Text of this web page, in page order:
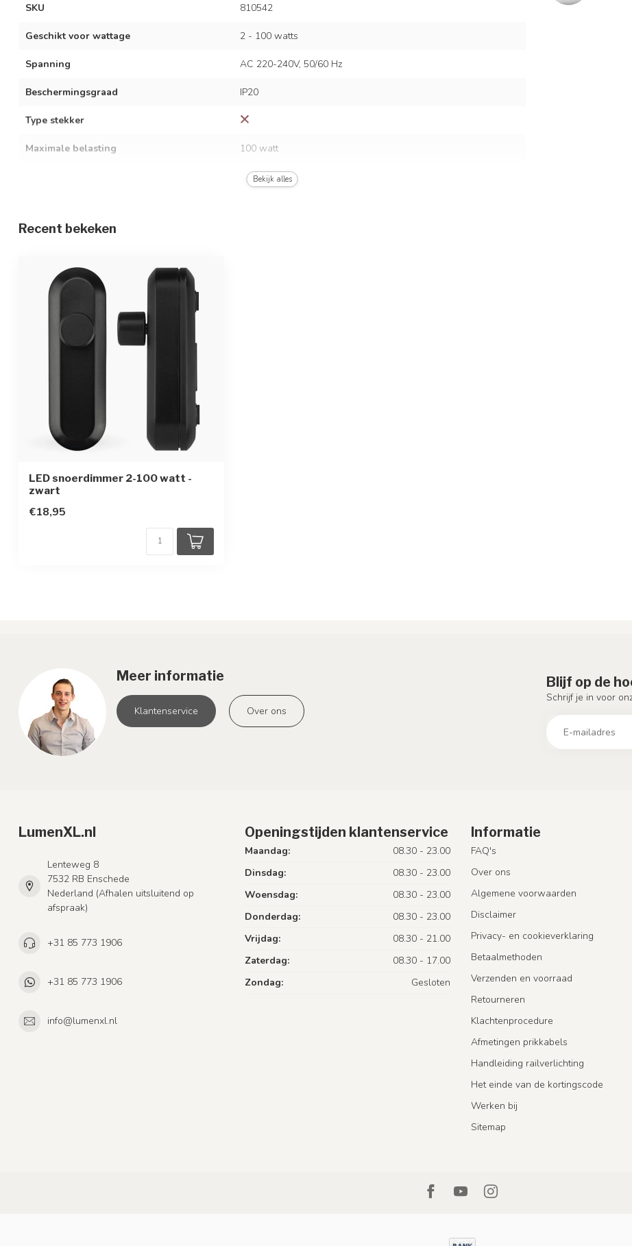
SKU 810542
Geschikt voor wattage 2 - 100 watts
Spanning AC 220-240V, 50/60 Hz
Beschermingsgraad IP20
Type stekker
Maximale belasting 100 watt
Bekijk alles
Recent bekeken
LED snoerdimmer 2-100 watt -
zwart
€18,95
Meer informatie
Klantenservice Over ons
Blijf op de
Schrijf je in voor
LumenXL.nl
Lenteweg 8
7532 RB Enschede
Nederland (Afhalen uitsluitend op
afspraak)
+31 85 773 1906
+31 85 773 1906
info@lumenxl.nl
Openingstijden klantenservice
Maandag:
08.30 - 23.00
Dinsdag:
08.30 - 23.00
Woensdag:
08.30 - 23.00
Donderdag:
08.30 - 23.00
Vrijdag:
08.30 - 21.00
Zaterdag:
08.30 - 17.00
Zondag:
Gesloten
Informatie
FAQ's
Over ons
Algemene voorwaarden
Disclaimer
Privacy- en cookieverklaring
Betaalmethoden
Verzenden en voorraad
Retourneren
Klachtenprocedure
Afmetingen prikkabels
Handleiding railverlichting
Het einde van de kortingscode
Werken bij
Sitemap